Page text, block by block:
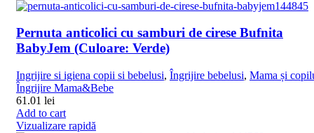
Pernuta anticolici cu samburi de cirese Bufnita
BabyJem (Culoare: Verde)
Ingrijire si igiena copii si bebelusi, Îngrijire bebelusi, Mama și
Îngrijire Mama&Bebe
61.01 lei
Add to cart
Vizualizare rapidă